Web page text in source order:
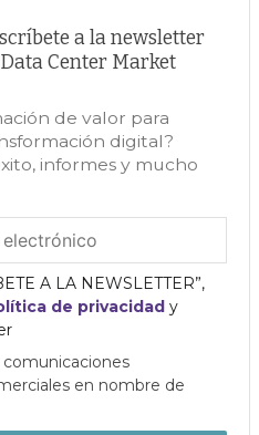
a la newsletter
Center Market
de valor para
digital?
informes y mucho
A LA NEWSLETTER”,
de privacidad y
en nombre de